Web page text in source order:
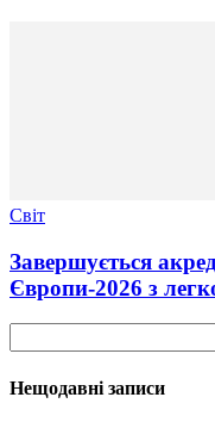
Світ
Завершується
Європи-2026 з
Нещодавні записи